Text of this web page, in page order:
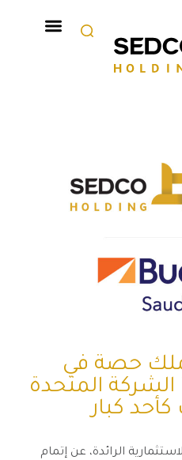
حصة في
المتحدة
كبار
الرائدة، عن إتمام